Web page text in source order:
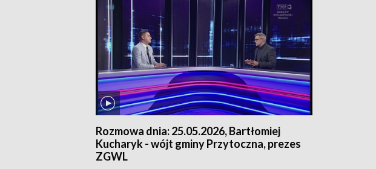
Rozmowa dnia: 25.05.2026, Bartłomiej
Kucharyk - wójt gminy Przytoczna, prezes
ZGWL